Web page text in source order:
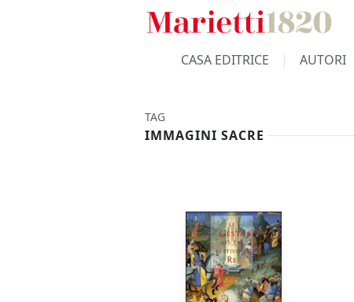
CASA EDITRICE AUTORI
TAG
IMMAGINI SACRE